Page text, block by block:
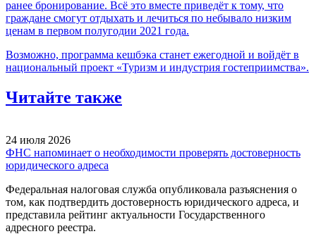
ранее бронирование. Всё это вместе приведёт к тому, что
граждане смогут отдыхать и лечиться по небывало низким
ценам в первом полугодии 2021 года.
Возможно, программа кешбэка станет ежегодной и войдёт в
национальный проект «Туризм и индустрия гостеприимства».
Читайте также
24 июля 2026
ФНС напоминает о необходимости проверять достоверность
юридического адреса
Федеральная налоговая служба опубликовала разъяснения о
том, как подтвердить достоверность юридического адреса, и
представила рейтинг актуальности Государственного
адресного реестра.